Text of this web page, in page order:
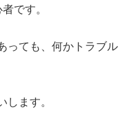
です。
っても、何かトラブル
します。